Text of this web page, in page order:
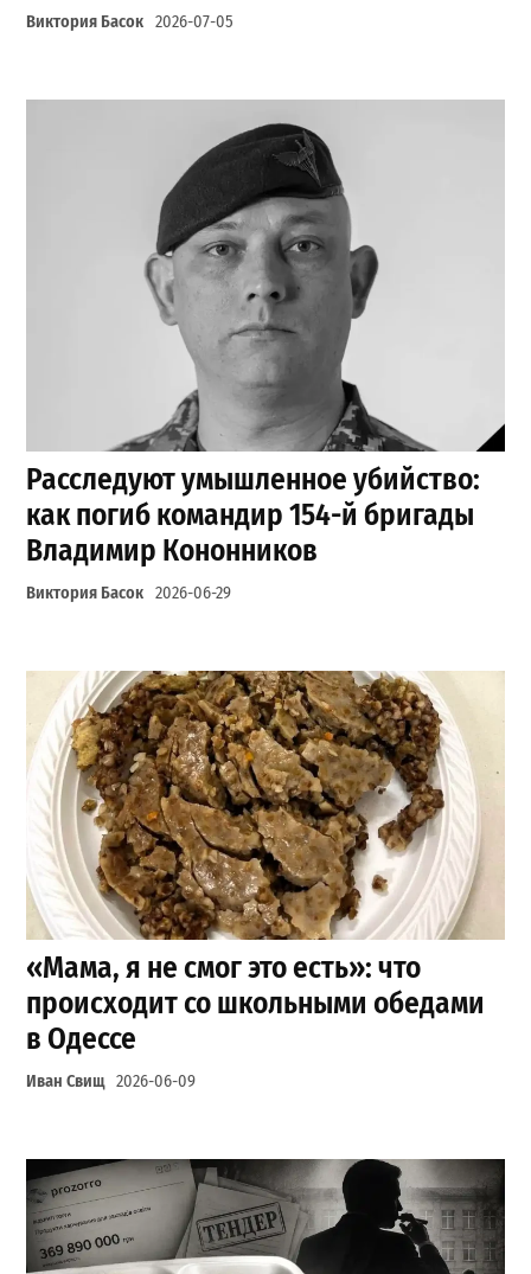
Виктория Басок 2026-07-05
Расследуют умышленное убийство:
как погиб командир 154-й бригады
Владимир Кононников
Виктория Басок 2026-06-29
«Мама, я не смог это есть»: что
происходит со школьными обедами
в Одессе
Иван Свищ 2026-06-09